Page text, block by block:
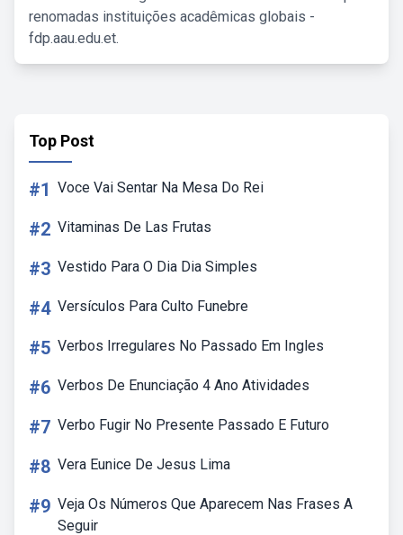
renomadas instituições acadêmicas globais -
fdp.aau.edu.et.
Top Post
#1 Voce Vai Sentar Na Mesa Do Rei
#2 Vitaminas De Las Frutas
#3 Vestido Para O Dia Dia Simples
#4 Versículos Para Culto Funebre
#5 Verbos Irregulares No Passado Em Ingles
#6 Verbos De Enunciação 4 Ano Atividades
#7 Verbo Fugir No Presente Passado E Futuro
#8 Vera Eunice De Jesus Lima
#9 Veja Os Números Que Aparecem Nas Frases A
Seguir